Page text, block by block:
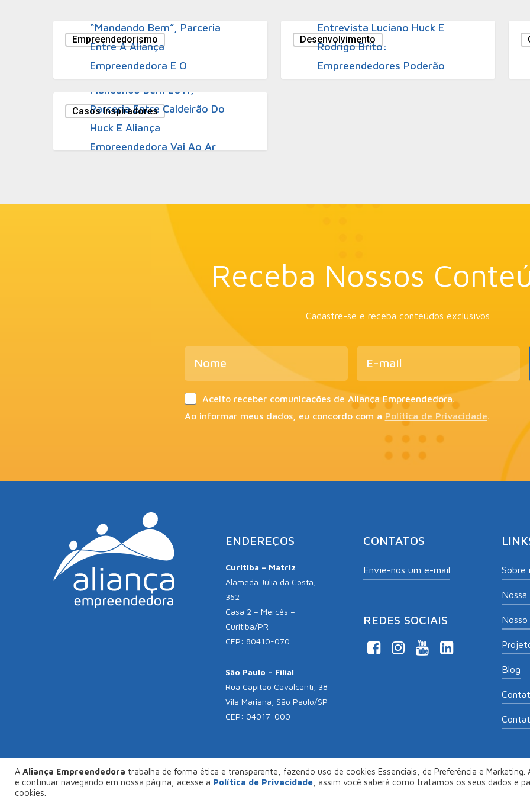
Empreendedorismo
“Mandando Bem”, Parceria
Entre A Aliança
Empreendedora E O
Exibido Hoje
Desenvolvimento
Entrevista Luciano Huck E
Rodrigo Brito:
Empreendedores Poderão
Casos Inspiradores
3 de maio de 2011
Lançamento Do Quadro
Mandando Bem 2011,
Parceria Entre Caldeirão Do
Huck E Aliança
Empreendedora Vai Ao Ar
Receba Nossos
Cadastre-se e receba conteúdos exclusivos
Aceito receber comunicações de Aliança Empreendedora.
Ao informar meus dados, eu concordo com a Política de Privacidade.
ENDEREÇOS
Curitiba – Matriz
Alameda Júlia da Costa,
362
Casa 2 – Mercês –
Curitiba/PR
CEP: 80410-070
São Paulo – Filial
Rua Capitão Cavalcanti, 38
Vila Mariana, São Paulo/SP
CEP: 04017-000
CONTATOS
Envie-nos um e-mail
REDES SOCIAIS
Sobre
Blog
© Copyright 2026Aliança Empreendedora. Desenvolvido por
A Aliança Empreendedora trabalha de forma ética e transparente, fazendo uso de cookies Essenciais, de Preferência e Marketing.
e continuar navegando em nossa página, acesse a Política de Privacidade , assim você saberá como tratamos os seus dados e
cookies.